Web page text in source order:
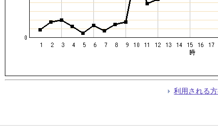
利用される